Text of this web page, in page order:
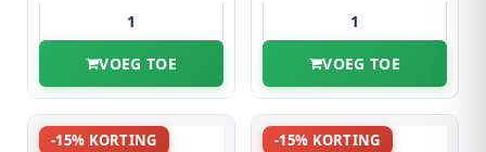
VOEG TOE VOEG TOE
-15% KORTING -15% KORTING